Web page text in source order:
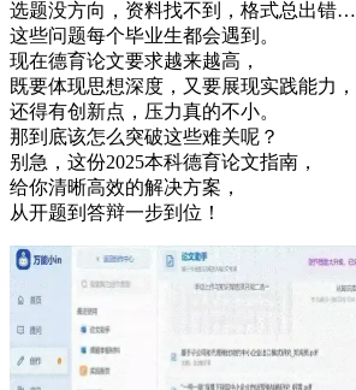
选题没方向，资料找不到，格式总出错…
这些问题每个毕业生都会遇到。
现在德育论文要求越来越高，
既要体现思想深度，又要展现实践能力，
还得有创新点，压力真的不小。
那到底该怎么突破这些难关呢？
别急，这份2025本科德育论文指南，
给你清晰高效的解决方案，
从开题到答辩一步到位！